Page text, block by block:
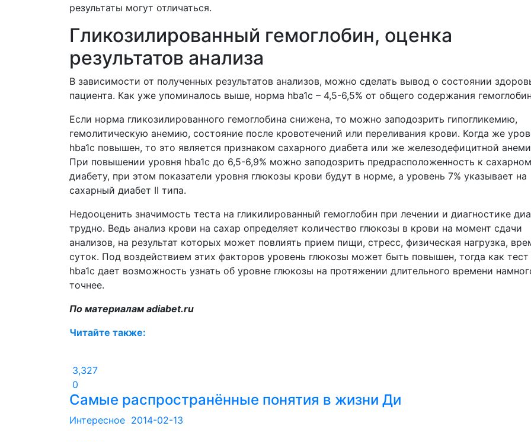
результаты могут отличаться.
Гликозилированный гемоглобин, оценка
результатов анализа
В зависимости от полученных результатов анализов, можно сделать вывод о состоянии
пациента. Как уже упоминалось выше, норма hba1c – 4,5-6,5% от общего содержания
Если норма гликозилированного гемоглобина снижена, то можно заподозрить гипогликемию,
гемолитическую анемию, состояние после кровотечений или переливания крови. Когда же
hba1c повышен, то это является признаком сахарного диабета или же железодефицитной
При повышении уровня hba1c до 6,5-6,9% можно заподозрить предрасположенность к
диабету, при этом показатели уровня глюкозы крови будут в норме, а уровень 7% указывает на
сахарный диабет ІІ типа.
Недооценить значимость теста на гликилированный гемоглобин при лечении и диагностике
трудно. Ведь анализ крови на сахар определяет количество глюкозы в крови на момент сдачи
анализов, на результат которых может повлиять прием пищи, стресс, физическая нагрузка,
суток. Под воздействием этих факторов уровень глюкозы может быть повышен, тогда как тест
hba1c дает возможность узнать об уровне глюкозы на протяжении длительного времени
точнее.
По материалам adiabet.ru
Читайте также:
3,327
0
Самые распространённые понятия в жизни Ди
Интересное 2014-02-13